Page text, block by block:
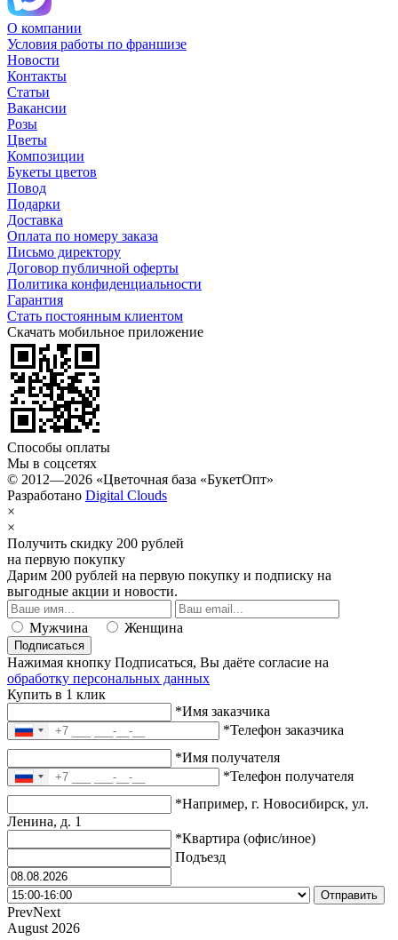
О компании
Условия работы по франшизе
Новости
Контакты
Статьи
Вакансии
Розы
Цветы
Композиции
Букеты цветов
Повод
Подарки
Доставка
Оплата по номеру заказа
Письмо директору
Договор публичной оферты
Политика конфиденциальности
Гарантия
Стать постоянным клиентом
Скачать мобильное приложение
Способы оплаты
Мы в соцсетях
© 2012—2026 «Цветочная база «БукетОпт»
Разработано Digital Clouds
×
×
Получить скидку 200 рублей
на первую покупку
Дарим 200 рублей на первую покупку и подписку на
выгодные акции и новости.
Мужчина Женщина
Подписаться
Нажимая кнопку Подписаться, Вы даёте согласие на
обработку персональных данных
Купить в 1 клик
*Имя заказчика
*Телефон заказчика
*Имя получателя
*Телефон получателя
*Например, г. Новосибирск, ул.
Ленина, д. 1
*Квартира (офис/иное)
Подъезд
PrevNext
August 2026